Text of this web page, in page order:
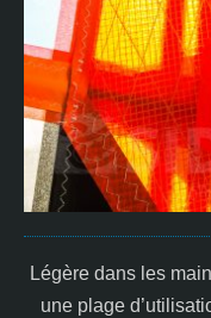
Légère dans les
une plage